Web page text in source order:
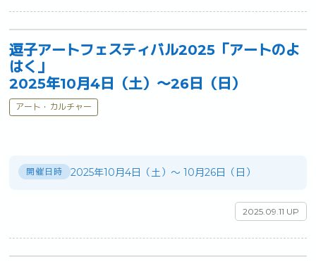
逗子アートフェスティバル2025「アートのよ
はく」
2025年10月4日（土）～26日（日）
アート・カルチャー
開催日時 2025年10月4日（土）〜 10月26日（日）
2025.09.11 UP